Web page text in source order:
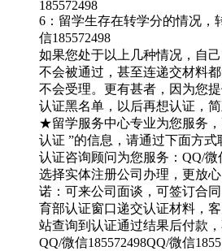
185572498
6：留学生存在转学分的情况，
信185572498
如果您处于以上几种情况，自
不会被通过，甚至连递交材料
不会受理。更有甚者，因为您
认证黑名单，以后再想认证，简
★留学服务中心专业为您服务
认证 ”的信息，请通过下面方式
认证咨询顾问为您服务：QQ/微
选择实体注册公司办理，更放
诺：可来公司面谈，可签订合
育部认证窗口递交认证材料，
站查询到认证通过结果后付款，
QQ/微信185572498QQ/微信